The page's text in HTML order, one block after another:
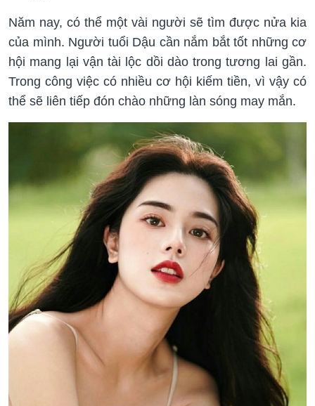
Năm nay, có thể một vài người sẽ tìm được nửa kia
của mình. Người tuổi Dậu cần nắm bắt tốt những cơ
hội mang lại vận tài lộc dồi dào trong tương lai gần.
Trong công việc có nhiều cơ hội kiếm tiền, vì vậy có
thể sẽ liên tiếp đón chào những làn sóng may mắn.